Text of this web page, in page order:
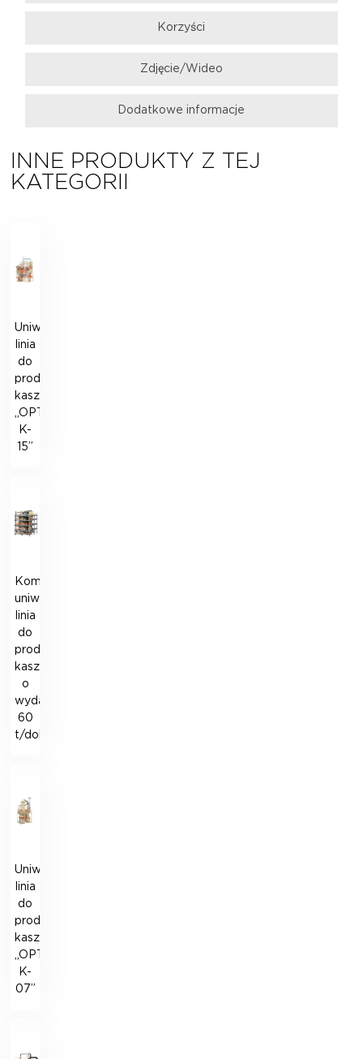
Korzyści
Zdjęcie/Wideo
Dodatkowe informacje
INNE PRODUKTY Z TEJ
KATEGORII
Uniwersalna
linia
do
produkcji
kaszy
„OPTIMATIK
K-
15”
Kompletna
uniwersalna
linia
do
produkcji
kaszy
o
wydajności
60
t/doba
Uniwersalna
linia
do
produkcji
kaszy
„OPTIMATIK
K-
07”